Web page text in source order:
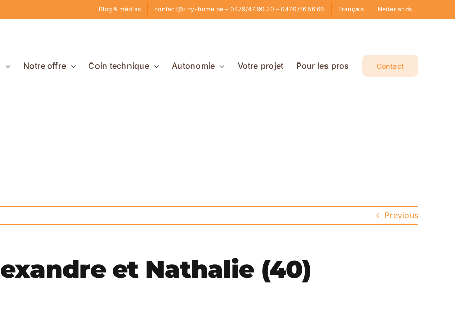
Blog & médias contact@tiny-home.be – 0479/47.90.20 – 0470/56.56.66 Français Nederlands
Notre offre Coin technique Autonomie Votre projet Pour les pros Contact
Previous
et Nathalie (40)